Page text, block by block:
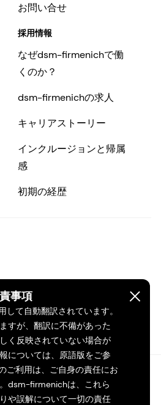
事項
して自動翻訳されています。
すが、翻訳に不備があった
く反映されていない場合が
については、原語版をご参
ご利用は、ご自身の責任にお
dsm-firmenichは、これら
や誤解について一切の責任
お問い合せ
採用情報
なぜdsm-firmenichで働
くのか？
dsm-firmenichの求人
キャリアストーリー
インクルージョンと帰属
感
初期の経歴
断転載・複製を禁じます。